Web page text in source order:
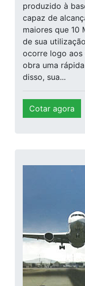
produzido à
capaz de
maiores que 10
de sua
ocorre logo aos
obra uma
disso, sua...
Cotar agora